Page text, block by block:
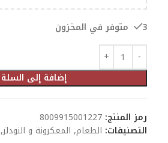
3 متوفر في المخزون
إضافة إلى السلة
رمز المنتج: 8009915001227
التصنيفات: الطعام, المعكرونة و النودلز,